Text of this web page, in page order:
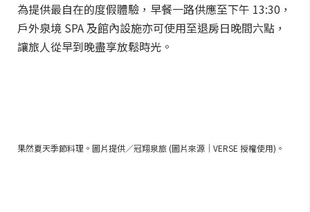
為提供最自在的度假體驗，早餐一路供應至下午 13:30，
戶外泉境 SPA 及館內設施亦可使用至退房日晚間六點，
讓旅人從早到晚盡享放鬆時光。
果然夏天季節料理。圖片提供／冠翔泉旅 (圖片來源｜VERSE 授權使用)。